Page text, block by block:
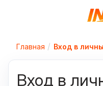
Главная Вход в
Вход в